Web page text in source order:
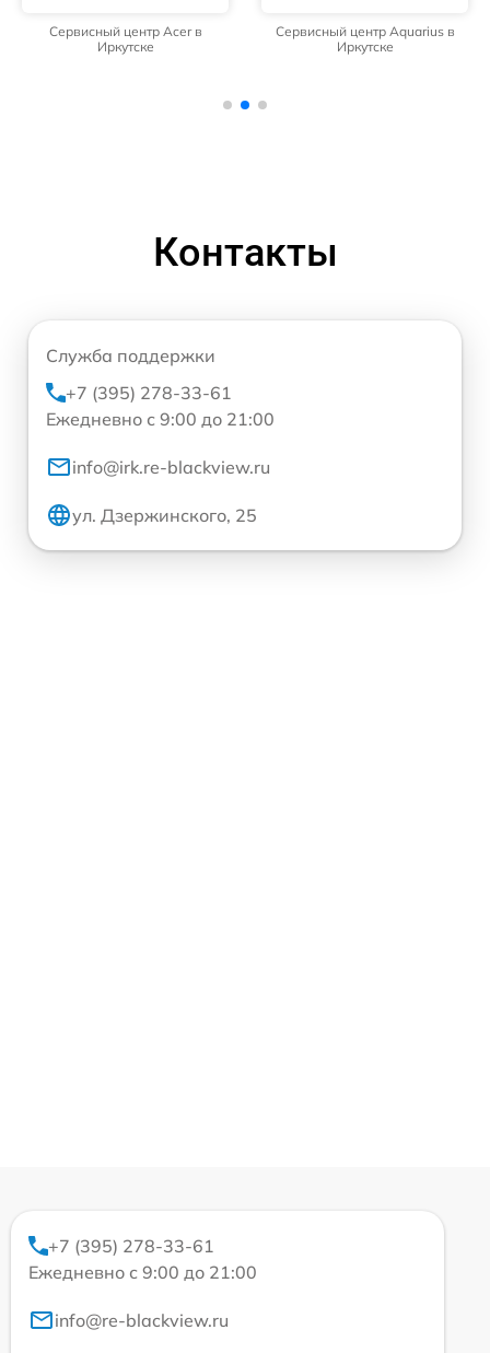
Сервисный центр Acer в
Иркутске
Сервисный центр Aquarius в
Иркутске
Контакты
Служба поддержки
+7 (395) 278-33-61
Ежедневно с 9:00 до 21:00
info@irk.re-blackview.ru
ул. Дзержинского, 25
+7 (395) 278-33-61
Ежедневно с 9:00 до 21:00
info@re-blackview.ru